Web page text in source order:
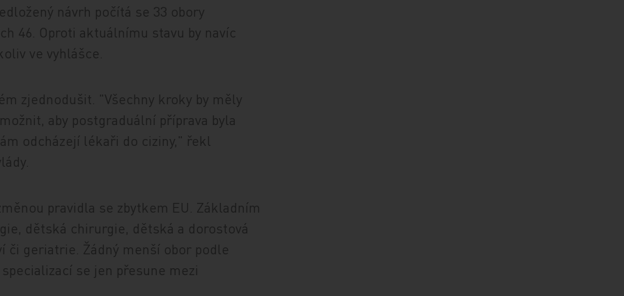
návrh počítá se 33 obory
46. Oproti aktuálnímu stavu by navíc
ve vyhlášce.
zjednodušit. "Všechny kroky by měly
aby postgraduální příprava byla
odcházejí lékaři do ciziny," řekl
pravidla se zbytkem EU. Základním
dětská chirurgie, dětská a dorostová
geriatrie. Žádný menší obor podle
se jen přesune mezi